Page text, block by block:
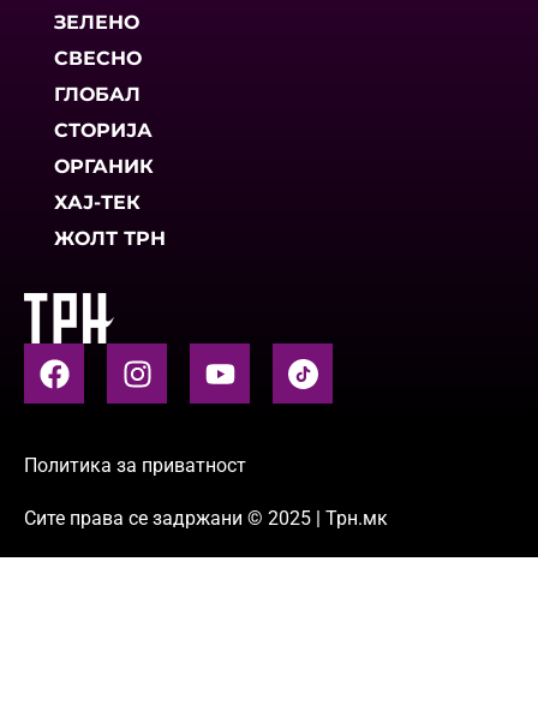
ЗЕЛЕНО
СВЕСНО
ГЛОБАЛ
СТОРИЈА
ОРГАНИК
ХАЈ-ТЕК
ЖОЛТ ТРН
Политика за приватност
Сите права се задржани © 2025 | Трн.мк